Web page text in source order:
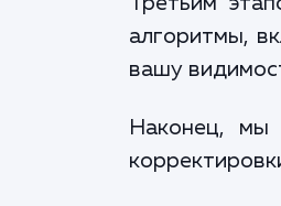
алгоритмы,
вашу
Наконец, мы